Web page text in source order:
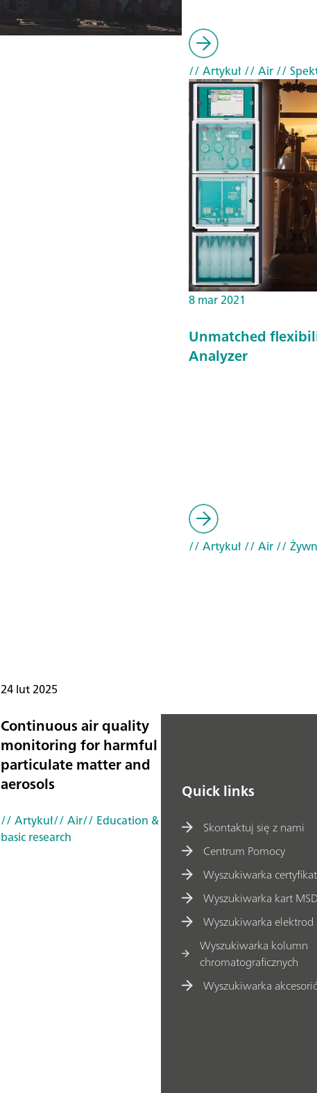
24 lut 2025
Continuous air quality
monitoring for harmful
particulate matter and
aerosols
// Artykuł// Air// Education &
basic research
// Artykuł// Air//
8 mar 2021
Unmatched
Analyzer
// Artykuł// Air//
Quick links
Skontaktuj się z nami
Centrum Pomocy
Wyszukiwarka
Wyszukiwarka kart
Wyszukiwarka elektrod
Wyszukiwarka kolumn
chromatograficznych
Wyszukiwarka